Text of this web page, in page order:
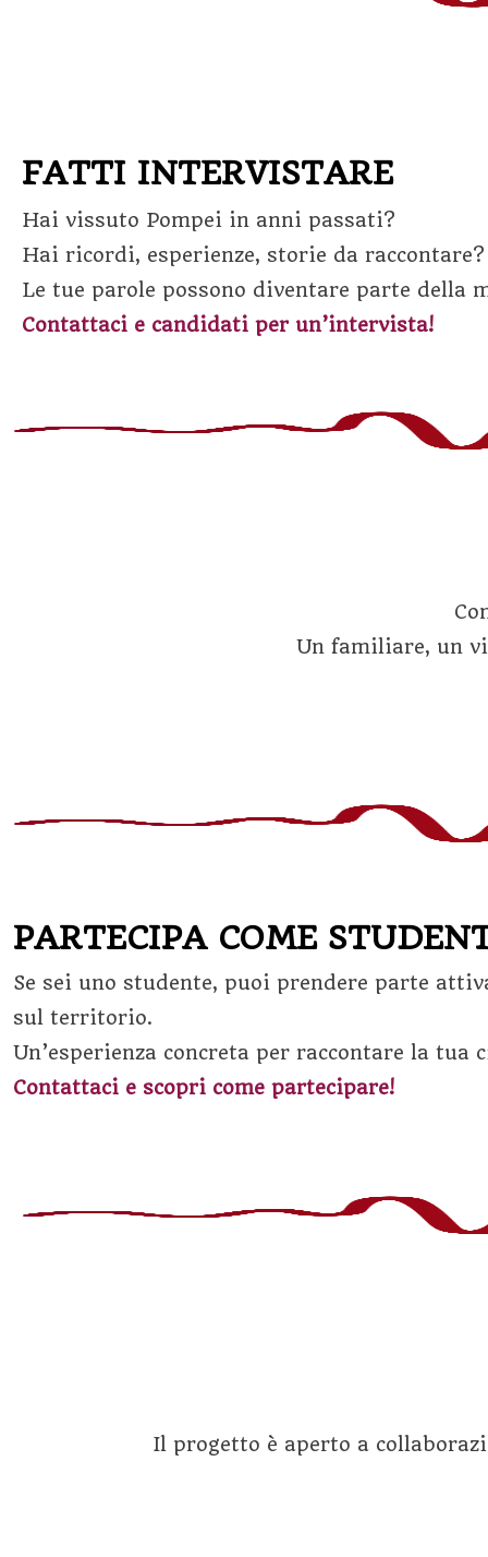
FATTI INTERVISTARE
Hai vissuto Pompei in anni passati?
Hai ricordi, esperienze, storie da raccontare?
Le tue parole possono diventare parte della
Contattaci e candidati per un’intervista!
Un familiare, un
PARTECIPA COME
Se sei uno studente, puoi prendere parte
sul territorio.
Un’esperienza concreta per raccontare la tua
Contattaci e scopri come partecipare!
Il progetto è aperto a